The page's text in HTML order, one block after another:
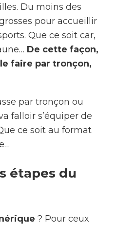
Du moins des
pour accueillir
Que ce soit car,
De cette façon,
faire par tronçon,
par tronçon ou
falloir s’équiper de
ce soit au format
étapes du
? Pour ceux